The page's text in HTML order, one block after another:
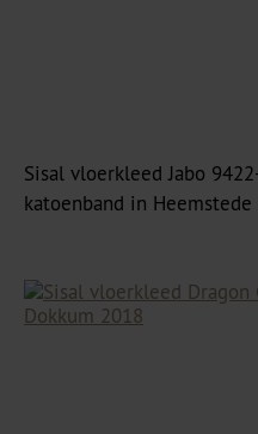
Sisal vloerkleed Jabo
katoenband in Heemstede